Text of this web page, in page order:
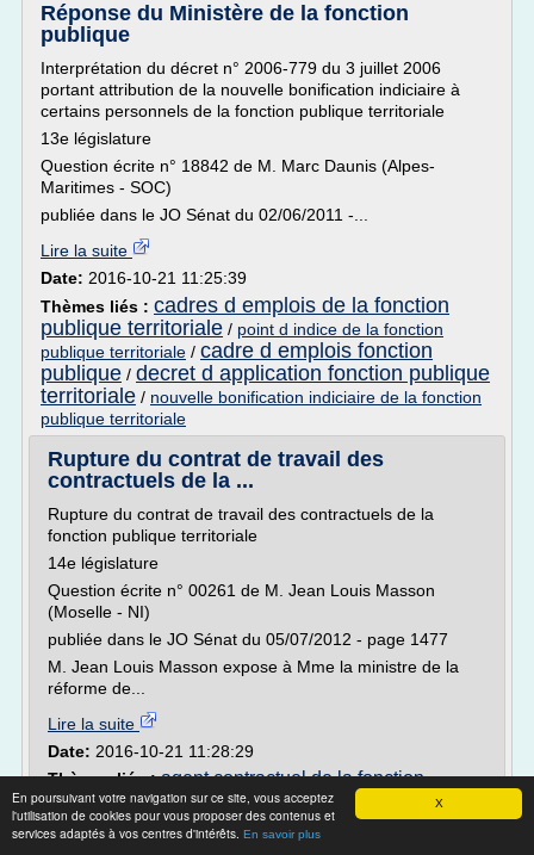
X
En poursuivant votre navigation sur ce site, vous acceptez
l'utilisation de cookies pour vous proposer des contenus et
services adaptés à vos centres d'intérêts. En savoir plus
Réponse du Ministère de la fonction
publique
Interprétation du décret n° 2006-779 du 3 juillet 2006
portant attribution de la nouvelle bonification indiciaire à
certains personnels de la fonction publique territoriale
13e législature
Question écrite n° 18842 de M. Marc Daunis (Alpes-
Maritimes - SOC)
publiée dans le JO Sénat du 02/06/2011 -...
Lire la suite
Date: 2016-10-21 11:25:39
Thèmes liés : cadres d emplois de la fonction
publique territoriale / point d indice de la fonction
publique territoriale / cadre d emplois fonction
publique / decret d application fonction publique
territoriale / nouvelle bonification indiciaire de la fonction
publique territoriale
Rupture du contrat de travail des
contractuels de la ...
Rupture du contrat de travail des contractuels de la
fonction publique territoriale
14e législature
Question écrite n° 00261 de M. Jean Louis Masson
(Moselle - NI)
publiée dans le JO Sénat du 05/07/2012 - page 1477
M. Jean Louis Masson expose à Mme la ministre de la
réforme de...
Lire la suite
Date: 2016-10-21 11:28:29
Thèmes liés :agent contractuel de la fonction
publique territoriale/contrat agent non titulaire de la
fonction publique/droit des agent de la fonction
publique territoriale droit du travail dans la